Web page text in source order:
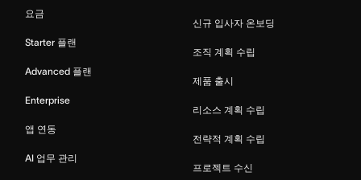
요금
Starter 플랜
Advanced 플랜
Enterprise
앱 연동
AI 업무 관리
신규 입사자 온보딩
조직 계획 수립
제품 출시
리소스 계획 수립
전략적 계획 수립
프로젝트 수신